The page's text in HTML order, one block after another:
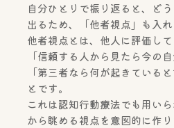
自分ひとりで振り返ると、ど
出るため、「他者視点」も入れ
他者視点とは、他人に評価して
「信頼する人から見たら今の
「第三者なら何が起きている
とです。
これは認知行動療法でも用い
から眺める視点を意図的に作り